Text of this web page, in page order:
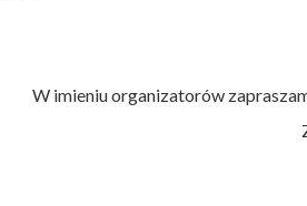
W imieniu organizatorów